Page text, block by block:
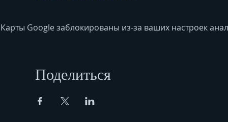
Карты Google заблокированы из-за ваших настроек
Поделиться